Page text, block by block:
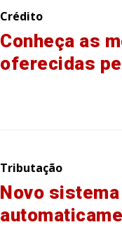
Crédito
Conheça as
oferecidas
Tributação
Novo